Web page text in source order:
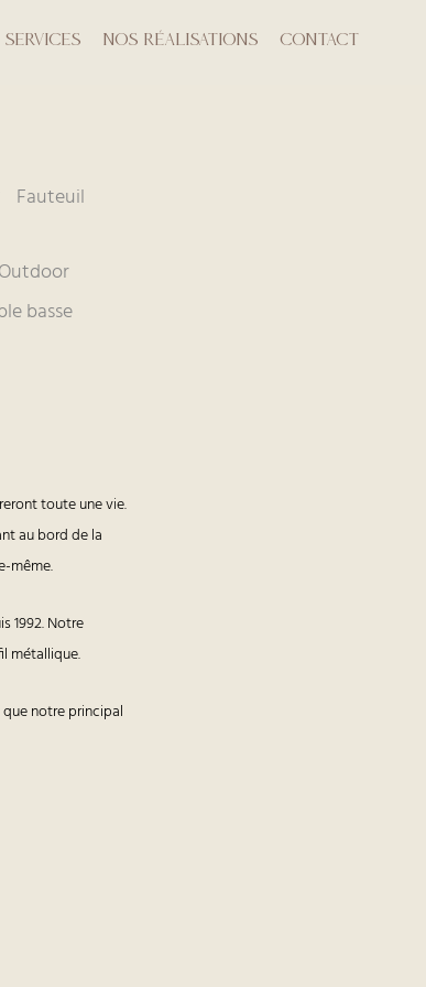
Services Nos Réalisations Contact
Fauteuil
Outdoor
basse
toute une vie.
au bord de la
même.
1992. Notre
métallique.
notre principal